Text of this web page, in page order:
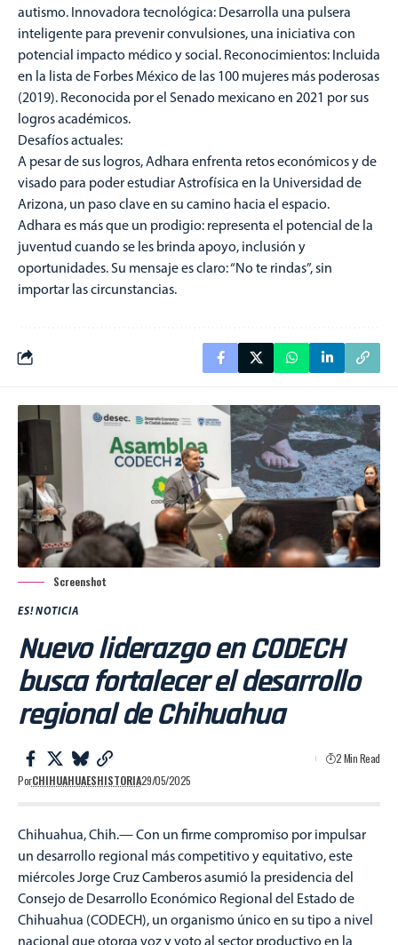
autismo. Innovadora tecnológica: Desarrolla una pulsera
inteligente para prevenir convulsiones, una iniciativa con
potencial impacto médico y social. Reconocimientos: Incluida
en la lista de Forbes México de las 100 mujeres más poderosas
(2019). Reconocida por el Senado mexicano en 2021 por sus
logros académicos.
Desafíos actuales:
A pesar de sus logros, Adhara enfrenta retos económicos y de
visado para poder estudiar Astrofísica en la Universidad de
Arizona, un paso clave en su camino hacia el espacio.
Adhara es más que un prodigio: representa el potencial de la
juventud cuando se les brinda apoyo, inclusión y
oportunidades. Su mensaje es claro: “No te rindas”, sin
importar las circunstancias.
Screenshot
ES! NOTICIA
Nuevo liderazgo en CODECH
busca fortalecer el desarrollo
regional de Chihuahua
PorCHIHUAHUAESHISTORIA29/05/2025
2 Min Read
Chihuahua, Chih.— Con un firme compromiso por impulsar
un desarrollo regional más competitivo y equitativo, este
miércoles Jorge Cruz Camberos asumió la presidencia del
Consejo de Desarrollo Económico Regional del Estado de
Chihuahua (CODECH), un organismo único en su tipo a nivel
nacional que otorga voz y voto al sector productivo en la